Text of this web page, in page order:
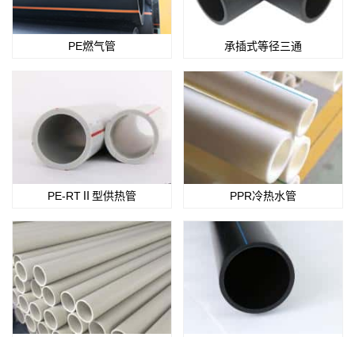
PE燃气管 承插式等径三通
PE-RTⅡ型供热管 PPR冷热水管